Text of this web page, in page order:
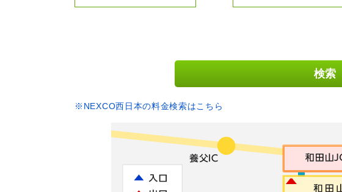
※NEXCO西日本の料金検索はこちら